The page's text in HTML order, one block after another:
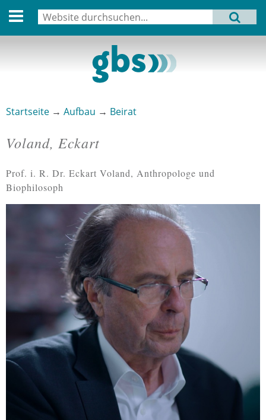
English version
Termine
Archiv
Verbindungen
Impressum
MENU
Startseite → Aufbau → Beirat
Voland, Eckart
Prof. i. R. Dr. Eckart Voland, Anthropologe und
Biophilosoph
Suchformular
Suche